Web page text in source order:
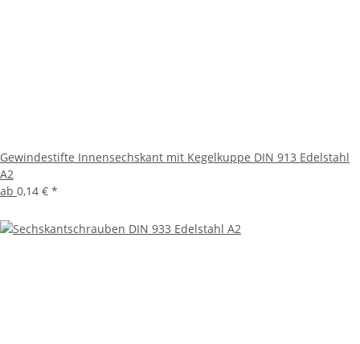
Gewindestifte Innensechskant mit Kegelkuppe DIN 913 Edelstahl
A2
ab 0,14 € *